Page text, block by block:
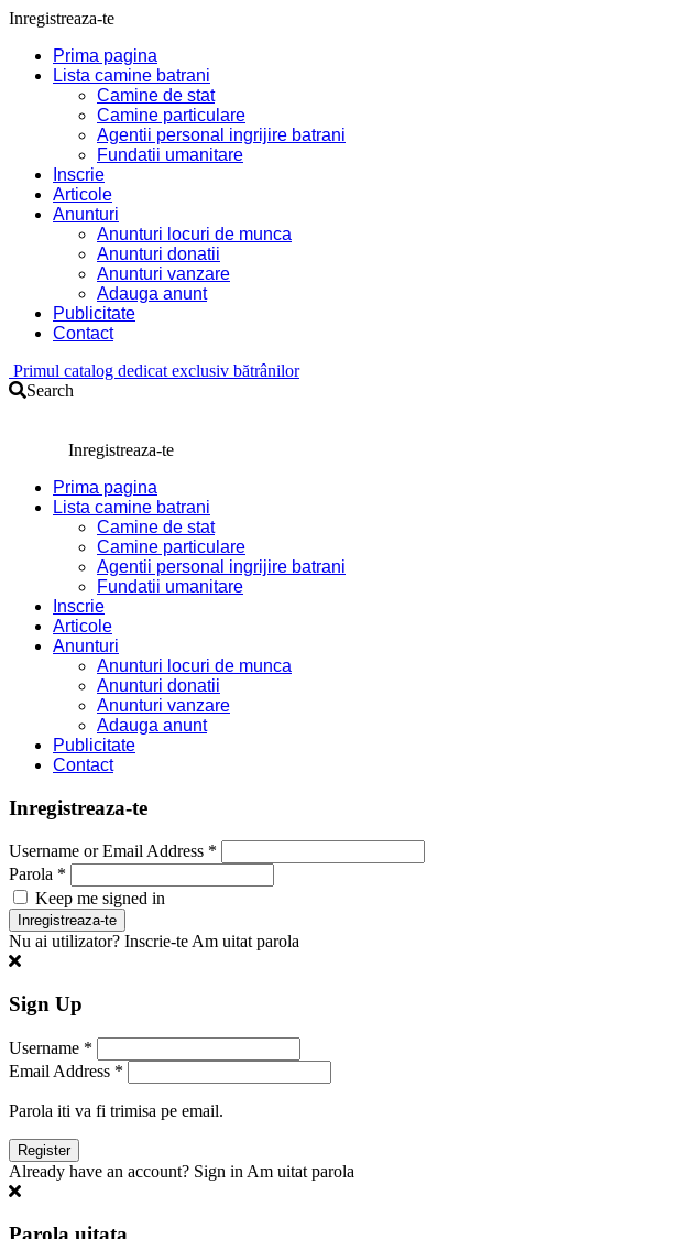
Inregistreaza-te
Prima pagina
Lista camine batrani
Camine de stat
Camine particulare
Agentii personal ingrijire batrani
Fundatii umanitare
Inscrie
Articole
Anunturi
Anunturi locuri de munca
Anunturi donatii
Anunturi vanzare
Adauga anunt
Publicitate
Contact
Primul catalog dedicat exclusiv bătrânilor
Search
Inregistreaza-te
Prima pagina
Lista camine batrani
Camine de stat
Camine particulare
Agentii personal ingrijire batrani
Fundatii umanitare
Inscrie
Articole
Anunturi
Anunturi locuri de munca
Anunturi donatii
Anunturi vanzare
Adauga anunt
Publicitate
Contact
Inregistreaza-te
Username or Email Address *
Parola *
Keep me signed in
Nu ai utilizator? Inscrie-teAm uitat parola
Sign Up
Username *
Email Address *
Parola iti va fi trimisa pe email.
Already have an account? Sign in Am uitat parola
Parola uitata